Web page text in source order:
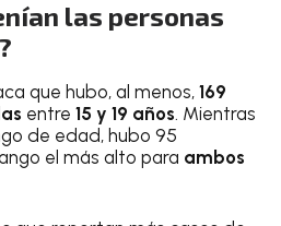
las personas
que hubo, al menos,169
entre15 y 19 años. Mientras
de edad, hubo 95
el más alto para ambos